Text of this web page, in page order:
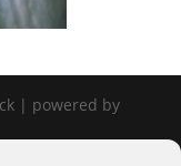
| powered by